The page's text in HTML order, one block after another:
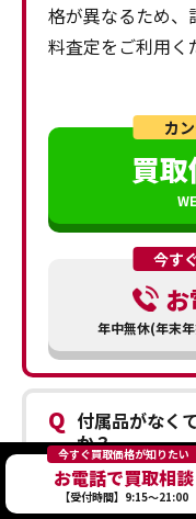
今すぐ買取価格が知りたい
お電話で買取相談
【受付時間】9:15～21:00
格が異なるため、
料査定をご利用く
カ
買
今す
年中無休(年末
Q 付属品がなく
か？